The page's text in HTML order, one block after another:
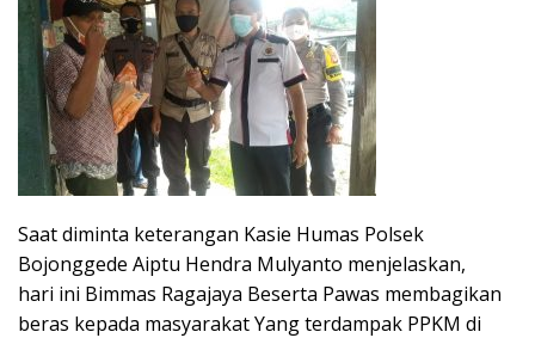
Saat diminta keterangan Kasie Humas Polsek
Bojonggede Aiptu Hendra Mulyanto menjelaskan,
hari ini Bimmas Ragajaya Beserta Pawas membagikan
beras kepada masyarakat Yang terdampak PPKM di